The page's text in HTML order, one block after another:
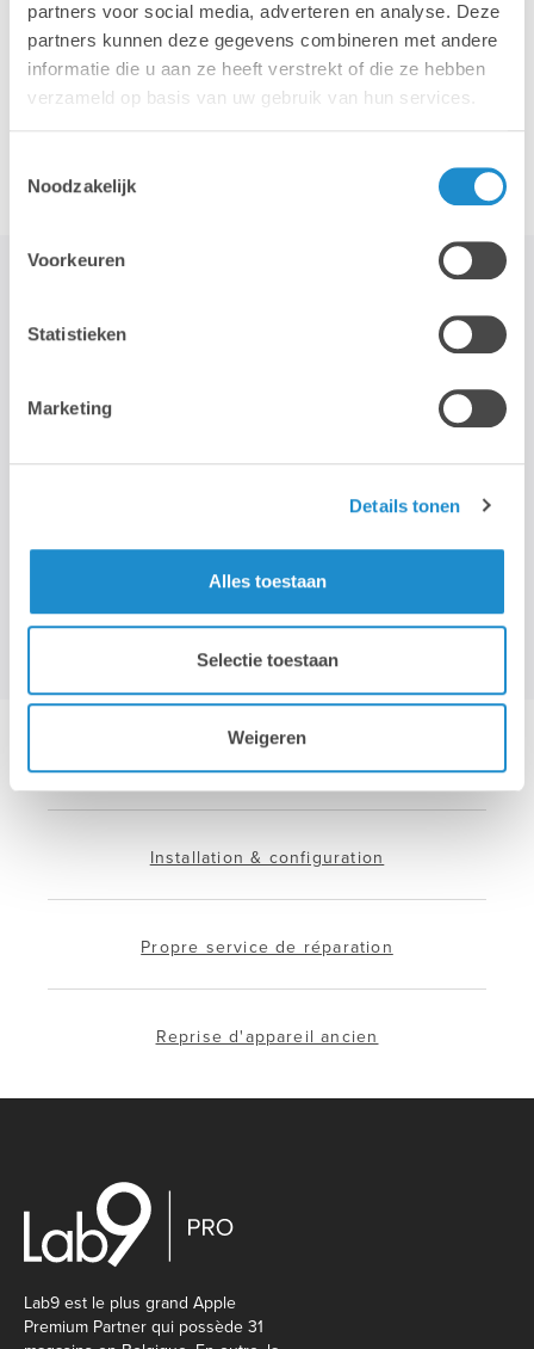
partners voor social media, adverteren en analyse. Deze
partners kunnen deze gegevens combineren met andere
informatie die u aan ze heeft verstrekt of die ze hebben
verzameld op basis van uw gebruik van hun services.
Noodzakelijk
Voorkeuren
Statistieken
Marketing
Details tonen
Alles toestaan
Selectie toestaan
Weigeren
Nous n'utilisons votre adresse électronique que pour vous envoyer
adresse à des tiers et la conserverons tant que vous ne vous
Hotline & remote support
Installation & configuration
Propre service de réparation
Reprise d'appareil ancien
Lab9 est le plus grand Apple
Premium Partner qui possède 31